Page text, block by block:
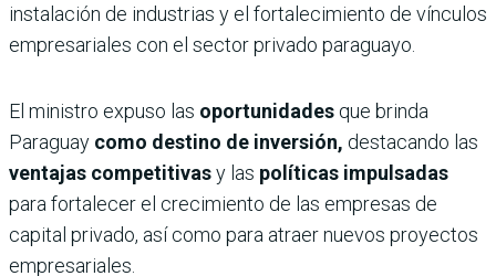
instalación de industrias y el fortalecimiento de vínculos
empresariales con el sector privado paraguayo.
El ministro expuso las oportunidades que brinda
Paraguay como destino de inversión, destacando las
ventajas competitivasy las políticas impulsadas
para fortalecer el crecimiento de las empresas de
capital privado, así como para atraer nuevos proyectos
empresariales.